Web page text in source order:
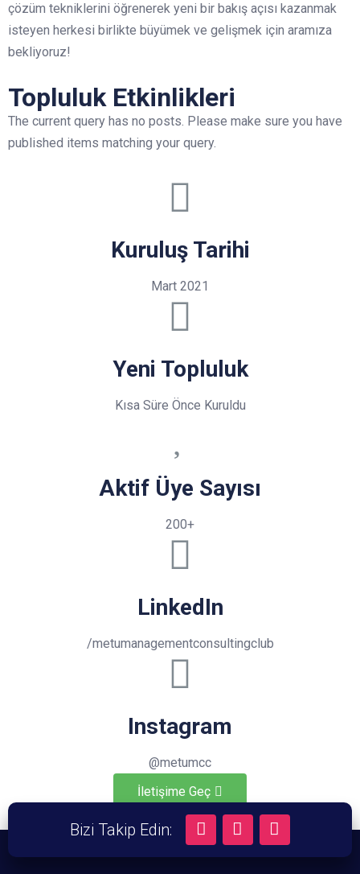
çözüm tekniklerini öğrenerek yeni bir bakış açısı kazanmak
isteyen herkesi birlikte büyümek ve gelişmek için aramıza
bekliyoruz!
Topluluk Etkinlikleri
The current query has no posts. Please make sure you have
published items matching your query.
Kuruluş Tarihi
Mart 2021
Yeni Topluluk
Kısa Süre Önce Kuruldu
Aktif Üye Sayısı
200+
LinkedIn
/metumanagementconsultingclub
Instagram
@metumcc
İletişime Geç
Bizi Takip Edin: